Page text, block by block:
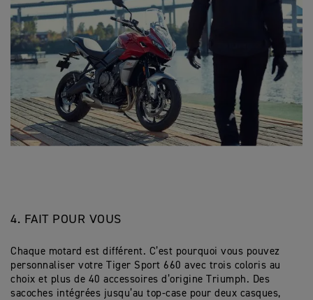
4. FAIT POUR VOUS
Chaque motard est différent. C’est pourquoi vous pouvez
personnaliser votre Tiger Sport 660 avec trois coloris au
choix et plus de 40 accessoires d’origine Triumph. Des
sacoches intégrées jusqu’au top-case pour deux casques,